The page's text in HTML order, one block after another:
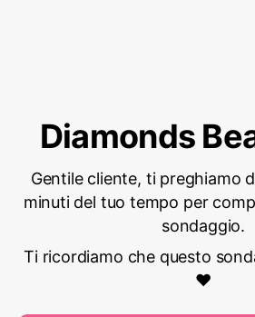
Diamonds
Gentile cliente, ti preghiamo
minuti del tuo tempo per
sondaggio.
Ti ricordiamo che questo
❤️